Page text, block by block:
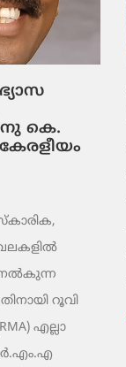
കെ.
നൽകുന്ന
റൂവി
എല്ലാ